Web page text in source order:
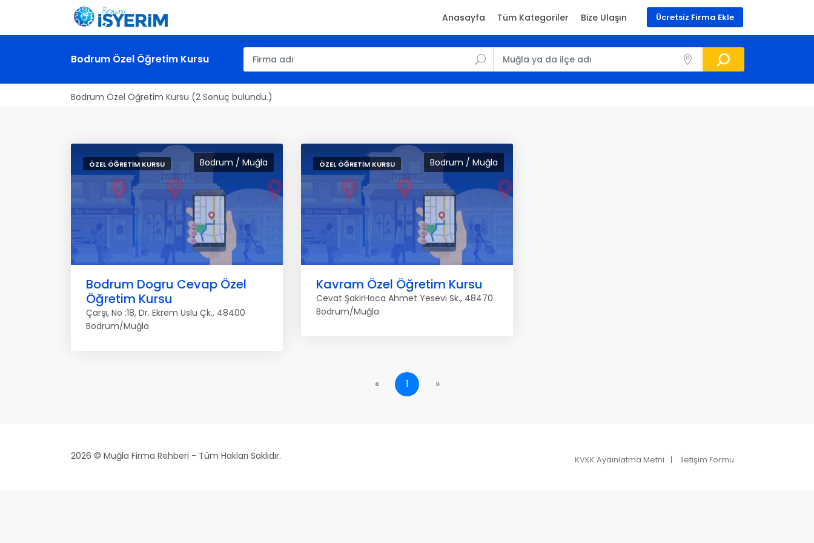
Ücretsiz Firma Ekle
Anasayfa Tüm Kategoriler Bize Ulaşın
Bodrum Özel Öğretim Kursu
Bodrum Özel Öğretim Kursu (2 Sonuç bulundu.)
Bodrum / Muğla
ÖZEL ÖĞRETIM KURSU
Bodrum Dogru Cevap Özel
Öğretim Kursu
Çarşı, No :18, Dr. Ekrem Uslu Çk., 48400
Bodrum/Muğla
Bodrum / Muğla
ÖZEL ÖĞRETIM KURSU
Kavram Özel Öğretim Kursu
Cevat ŞakirHoca Ahmet Yesevi Sk., 48470
Bodrum/Muğla
« 1 »
2026 © Muğla Firma Rehberi - Tüm Hakları Saklıdır. KVKK Aydınlatma Metni İletişim Formu